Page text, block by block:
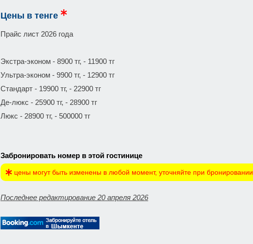
Цены в тенге
Прайс лист 2026 года
Экстра-эконом - 8900 тг, - 11900 тг
Ультра-эконом - 9900 тг, - 12900 тг
Стандарт - 19900 тг, - 22900 тг
Де-люкс - 25900 тг, - 28900 тг
Люкс - 28900 тг, - 500000 тг
Забронировать номер в этой гостинице
цены могут быть изменены в любой момент, уточняйте при бронировании
Последнее редактирование 20 апреля 2026